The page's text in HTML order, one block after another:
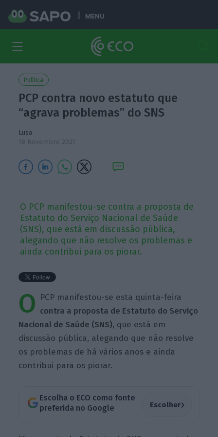
MENU
Política
PCP contra novo estatuto que
“agrava problemas” do SNS
Lusa
18 Novembro 2021
O PCP manifestou-se contra a proposta de
Estatuto do Serviço Nacional de Saúde
(SNS), que está em discussão pública,
alegando que não resolve os problemas e
ainda contribui para os piorar.
O PCP manifestou-se esta quinta-feira
contra a proposta de Estatuto do Serviço
Nacional de Saúde (SNS), que está em
discussão pública, alegando que não resolve
os problemas de há vários anos e ainda
contribui para os piorar.
Escolha o ECO como fonte
preferida no Google
Escolher›